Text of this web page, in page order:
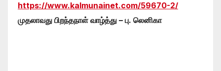
https://www.kalmunainet.com/59670-2/
முதலாவது பிறந்தநாள் வாழ்த்து – பு. லெனிகா